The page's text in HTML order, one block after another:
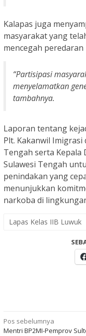
Kalapas juga
masyarakat yang
mencegah
“Partisipasi
menyelamatkan
tambahnya.
Laporan tentang
Plt. Kakanwil Imigrasi
Tengah serta Kepala
Sulawesi Tengah
penindakan yang
menunjukkan
narkoba di
Lapas Kelas IIB Luwuk
Navigasi
Pos sebelumnya
Mentri BP2MI-Pemprov